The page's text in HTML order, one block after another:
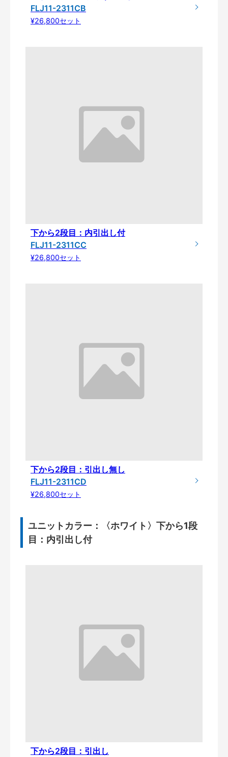
FLJ11-2311CB
¥26,800セット
下から2段目：内引出し付
FLJ11-2311CC
¥26,800セット
下から2段目：引出し無し
FLJ11-2311CD
¥26,800セット
ユニットカラー：〈ホワイト〉下から1段
目：内引出し付
下から2段目：引出し